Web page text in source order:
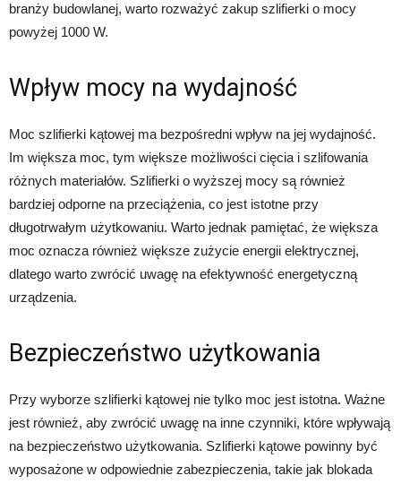
branży budowlanej, warto rozważyć zakup szlifierki o mocy
powyżej 1000 W.
Wpływ mocy na wydajność
Moc szlifierki kątowej ma bezpośredni wpływ na jej wydajność.
Im większa moc, tym większe możliwości cięcia i szlifowania
różnych materiałów. Szlifierki o wyższej mocy są również
bardziej odporne na przeciążenia, co jest istotne przy
długotrwałym użytkowaniu. Warto jednak pamiętać, że większa
moc oznacza również większe zużycie energii elektrycznej,
dlatego warto zwrócić uwagę na efektywność energetyczną
urządzenia.
Bezpieczeństwo użytkowania
Przy wyborze szlifierki kątowej nie tylko moc jest istotna. Ważne
jest również, aby zwrócić uwagę na inne czynniki, które wpływają
na bezpieczeństwo użytkowania. Szlifierki kątowe powinny być
wyposażone w odpowiednie zabezpieczenia, takie jak blokada